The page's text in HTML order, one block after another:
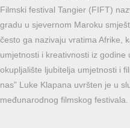
Filmski festival Tangier (FIFT)
gradu u sjevernom Maroku
često ga nazivaju vratima Afrike,
umjetnosti i kreativnosti iz
okupljalište ljubitelja umjetnosti i
nas” Luke Klapana uvršten je u
međunarodnog filmskog festivala.